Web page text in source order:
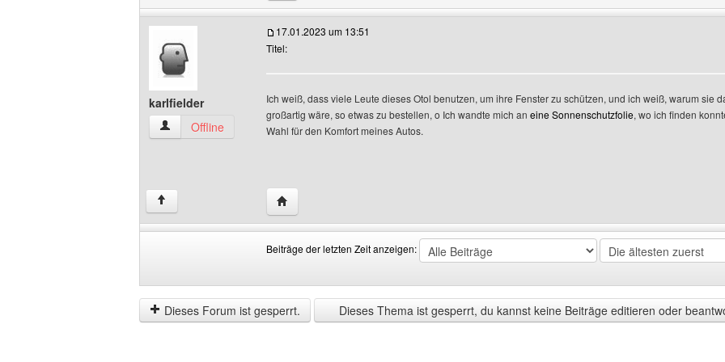
karlfielder
karlfielder Benutzer-Profile anzeigen
Offline
17.01.2023 um 13:51
Titel:
Ich weiß, dass viele Leute dieses Otol benutzen, um ihre Fenster zu schützen, und ich weiß, warum sie
großartig wäre, so etwas zu bestellen, o Ich wandte mich an eine Sonnenschutzfolie, wo ich finden
Wahl für den Komfort meines Autos.
↑ Website dieses Benutzers besuchen: karlfielder
Beiträge der letzten Zeit anzeigen:
der
letzten
Zeit
by
Dieses Forum ist gesperrt.
Dieses Thema ist gesperrt, du kannst keine Beiträge editieren oder